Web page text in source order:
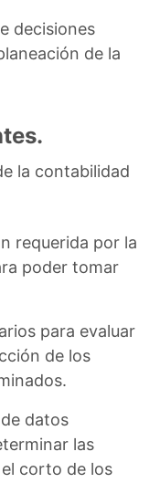
decisiones
de la
la contabilidad
requerida por la
poder tomar
para evaluar
de los
datos
las
corto de los